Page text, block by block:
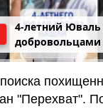
4-летний Юваль
добровольцами
"Перехват".